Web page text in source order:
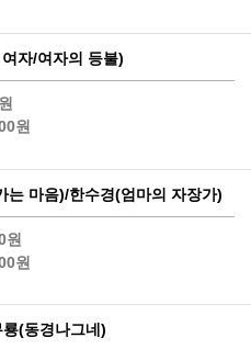
자/여자의 등불)
원
는 마음)/한수경(엄마의 자장가)
원
원
(동경나그네)